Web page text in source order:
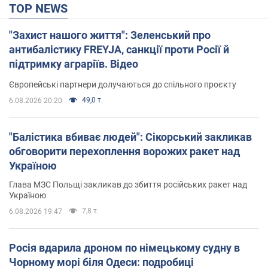
TOP NEWS
"Захист нашого життя": Зеленський про
антибалістику FREYJA, санкції проти Росії й
підтримку аграріїв. Відео
Європейські партнери долучаються до спільного проєкту
6.08.2026 20:20 49,0 т.
"Балістика вбиває людей": Сікорський закликав
обговорити перехоплення ворожих ракет над
Україною
Глава МЗС Польщі закликав до збиття російських ракет над
Україною
6.08.2026 19:47 7,8 т.
Росія вдарила дроном по німецькому судну в
Чорному морі біля Одеси: подробиці